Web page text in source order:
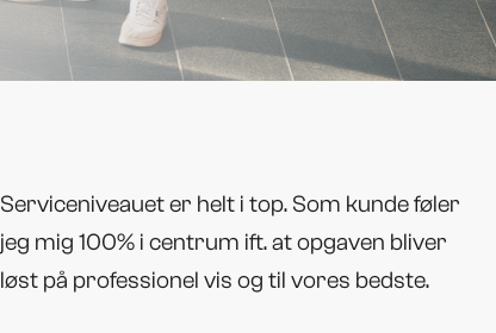
Serviceniveauet er helt i top. Som kunde føler
jeg mig 100% i centrum ift. at opgaven bliver
løst på professionel vis og til vores bedste.